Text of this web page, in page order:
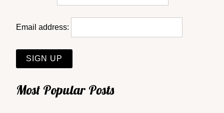
Email address:
Most Popular Posts